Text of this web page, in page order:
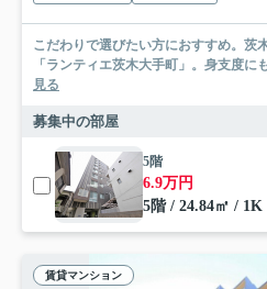
こだわりで選びたい方におすすめ。茨
「ランティエ茨木大手町」。身支度に
見る
募集中の部屋
5階
6.9万円
5階 / 24.84㎡ / 1K
賃貸マンション